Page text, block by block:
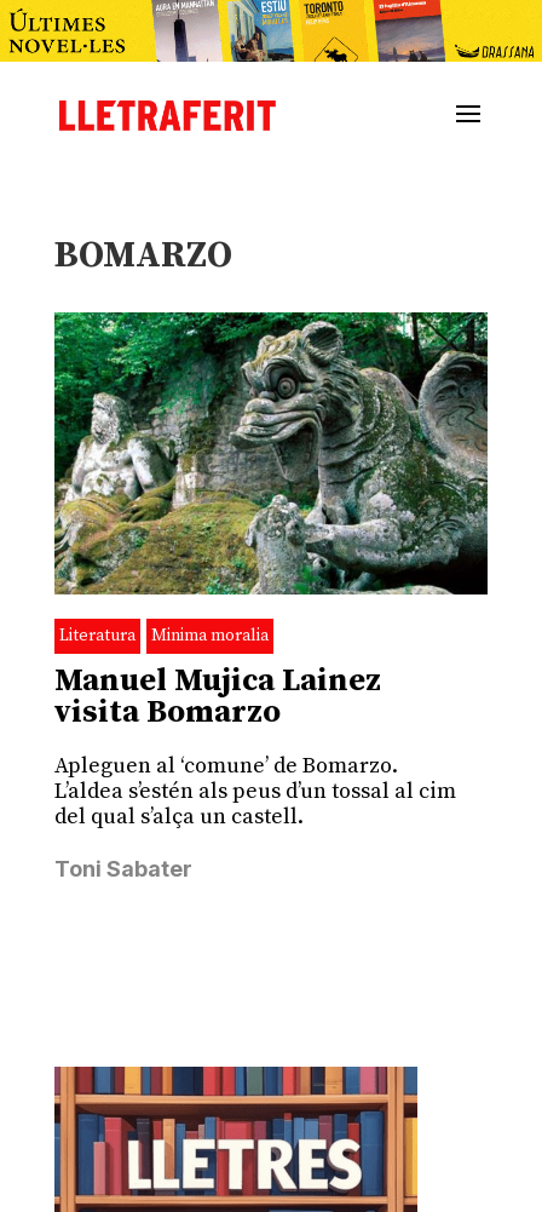
BOMARZO
Literatura Minima moralia
Manuel Mujica Lainez
visita Bomarzo
Apleguen al ‘comune’ de Bomarzo.
L’aldea s’estén als peus d’un tossal al cim
del qual s’alça un castell.
Toni Sabater